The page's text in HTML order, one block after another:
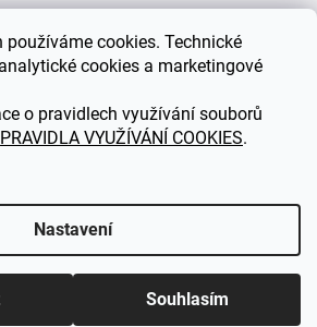
používáme cookies. Technické
cookies a marketingové
o pravidlech využívání souborů
PRAVIDLA VYUŽÍVÁNÍ COOKIES.
Nastavení
Souhlasím
každý všední den od 9.00 do 18.00
eDEKOR.cz
Vytvořil Shoptet